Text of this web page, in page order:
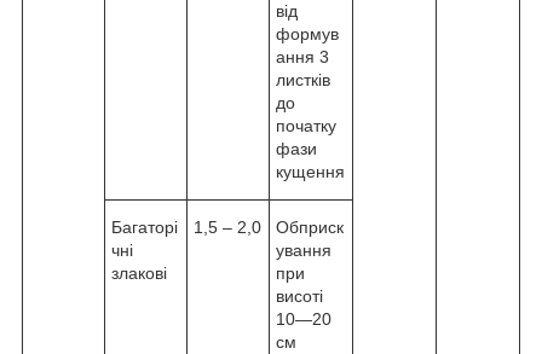
від
формув
ання 3
листків
до
початку
фази
кущення
Багаторі
чні
злакові
1,5 – 2,0
Обприск
ування
при
висоті
10—20
см